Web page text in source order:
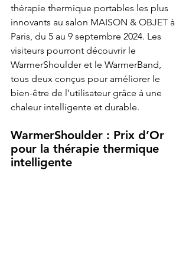
thérapie thermique portables les plus
innovants au salon MAISON & OBJET à
Paris, du 5 au 9 septembre 2024. Les
visiteurs pourront découvrir le
WarmerShoulder et le WarmerBand,
tous deux conçus pour améliorer le
bien-être de l’utilisateur grâce à une
chaleur intelligente et durable.
WarmerShoulder : Prix d’Or
pour la thérapie thermique
intelligente